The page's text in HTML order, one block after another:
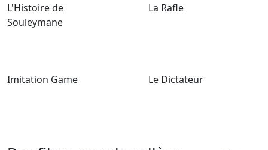
L'Histoire de
Souleymane
La Rafle
Imitation Game Le Dictateur